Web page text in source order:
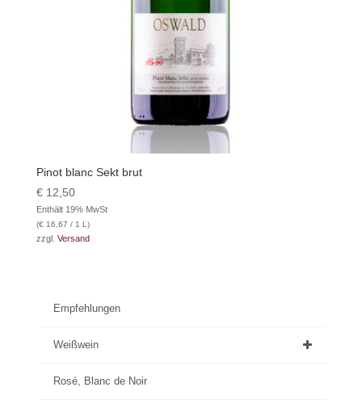
Pinot blanc Sekt brut
€12,50
Enthält 19% MwSt
(€16,67 / 1 L)
zzgl. Versand
Empfehlungen
Weißwein
Rosé, Blanc de Noir